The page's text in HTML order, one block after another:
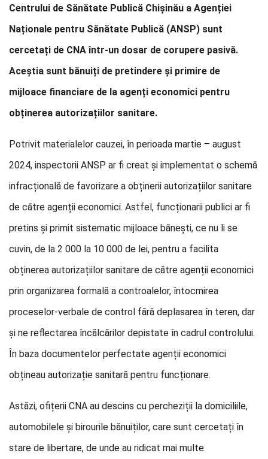
Centrului de Sănătate Publică Chișinău a Agenției
Naționale pentru Sănătate Publică (ANSP) sunt
cercetați de CNA într-un dosar de corupere pasivă.
Aceștia sunt bănuiți de pretindere și primire de
mijloace financiare de la agenți economici pentru
obținerea autorizațiilor sanitare.
Potrivit materialelor cauzei, în perioada martie – august
2024, inspectorii ANSP ar fi creat și implementat o schemă
infracțională de favorizare a obținerii autorizațiilor sanitare
de către agenții economici. Astfel, funcționarii publici ar fi
pretins și primit sistematic mijloace bănești, ce nu li se
cuvin, de la 2 000 la 10 000 de lei, pentru a facilita
obținerea autorizațiilor sanitare de către agenții economici
prin organizarea formală a controalelor, întocmirea
proceselor-verbale de control fără deplasarea în teren, dar
și ne reflectarea încălcărilor depistate în cadrul controlului.
În baza documentelor perfectate agenții economici
obțineau autorizație sanitară pentru funcționare.
Astăzi, ofițerii CNA au descins cu percheziții la domiciliile,
automobilele și birourile bănuiților, care sunt cercetați în
stare de libertare, de unde au ridicat mai multe